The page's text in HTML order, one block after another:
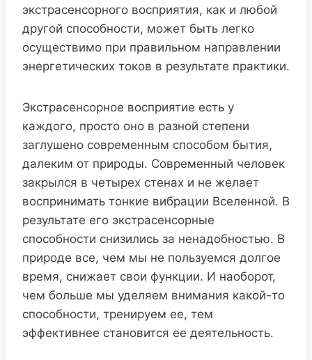
экстрасенсорного восприятия, как и любой
другой способности, может быть легко
осуществимо при правильном направлении
энергетических токов в результате практики.
Экстрасенсорное восприятие есть у
каждого, просто оно в разной степени
заглушено современным способом бытия,
далеким от природы. Современный человек
закрылся в четырех стенах и не желает
воспринимать тонкие вибрации Вселенной. В
результате его экстрасенсорные
способности снизились за ненадобностью. В
природе все, чем мы не пользуемся долгое
время, снижает свои функции. И наоборот,
чем больше мы уделяем внимания какой-то
способности, тренируем ее, тем
эффективнее становится ее деятельность.